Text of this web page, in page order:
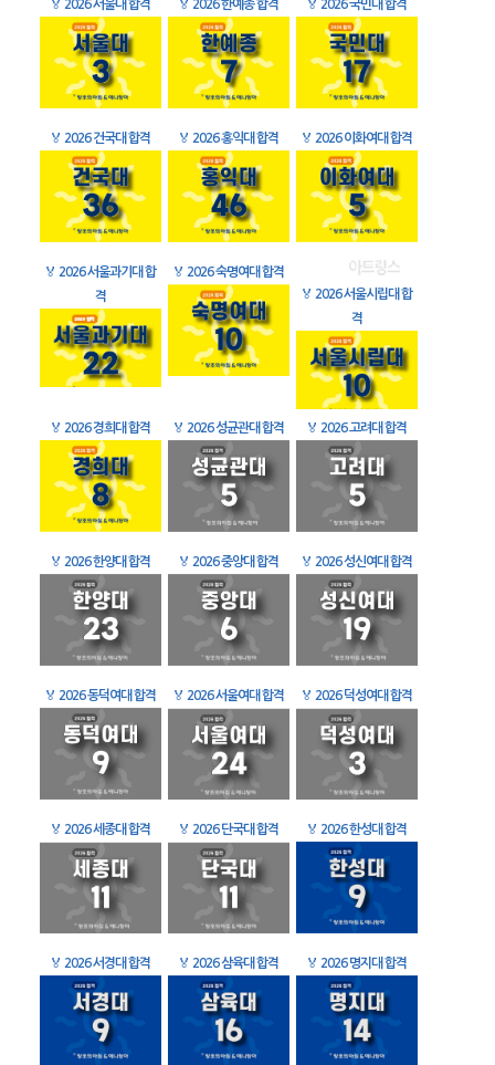
🏅 2026 서울대 합격 🏅 2026 한예종 합격 🏅 2026 국민대 합격
🏅 2026 건국대 합격 🏅 2026 홍익대 합격 🏅 2026 이화여대 합격
🏅 2026 서울과기대 합
격
🏅 2026 숙명여대 합격
🏅 2026 서울시립대 합
격
🏅 2026 경희대 합격 🏅 2026 성균관대 합격 🏅 2026 고려대 합격
🏅 2026 한양대 합격 🏅 2026 중앙대 합격 🏅 2026 성신여대 합격
🏅 2026 동덕여대 합격 🏅 2026 서울여대 합격 🏅 2026 덕성여대 합격
🏅 2026 세종대 합격 🏅 2026 단국대 합격 🏅 2026 한성대 합격
🏅 2026 서경대 합격 🏅 2026 삼육대 합격 🏅 2026 명지대 합격